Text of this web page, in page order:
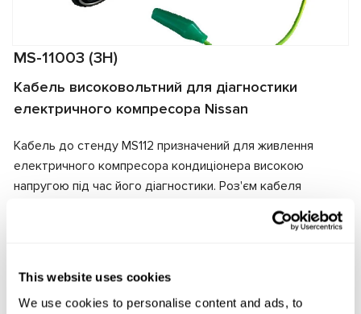
This website uses cookies
We use cookies to personalise content and ads, to
MS-11003 (3H)
Кабель високовольтний для діагностики
електричного компресора Nissan
Кабель до стенду MS112 призначений для живлення
електричного компресора кондиціонера високою
напругою під час його діагностики. Роз'єм кабеля
відповідає роз'єму діагностованого агрегату, що
забезпечує швидке підключення та надійність з'єднання.